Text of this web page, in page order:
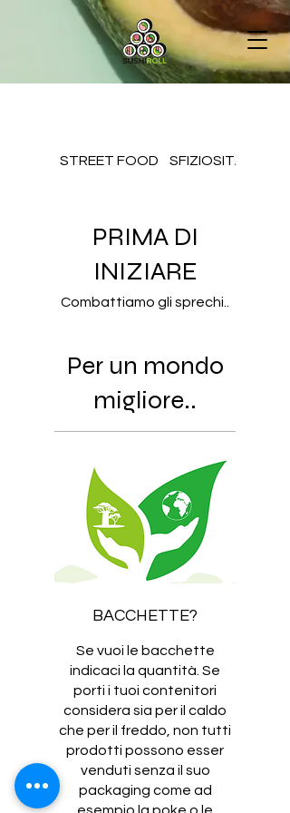
STREET FOOD SFIZIOSITA'
PRIMA DI
INIZIARE
Combattiamo gli sprechi..
Per un mondo
migliore..
BACCHETTE?
Se vuoi le bacchette
indicaci la quantità. Se
porti i tuoi contenitori
considera sia per il caldo
che per il freddo, non tutti
prodotti possono esser
venduti senza il suo
packaging come ad